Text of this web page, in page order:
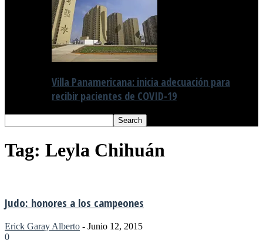
Villa Panamericana: inicia adecuación para
recibir pacientes de COVID-19
Tag: Leyla Chihuán
Judo: honores a los campeones
Erick Garay Alberto - Junio 12, 2015
0